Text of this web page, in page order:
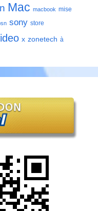
Mac macbook mise
sony store
x zonetech à